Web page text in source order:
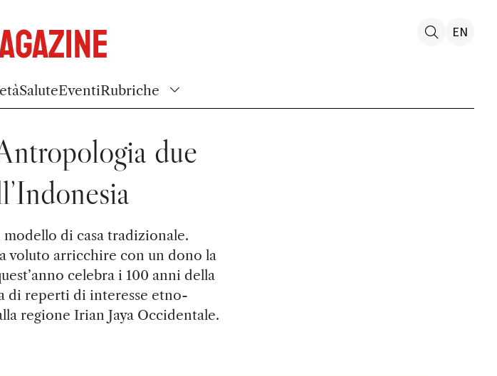
SaluteEventiRubriche
EN
due
di casa tradizionale.
voluto arricchire con un dono la
celebra i 100 anni della
di reperti di interesse etno-
regione Irian Jaya Occidentale.